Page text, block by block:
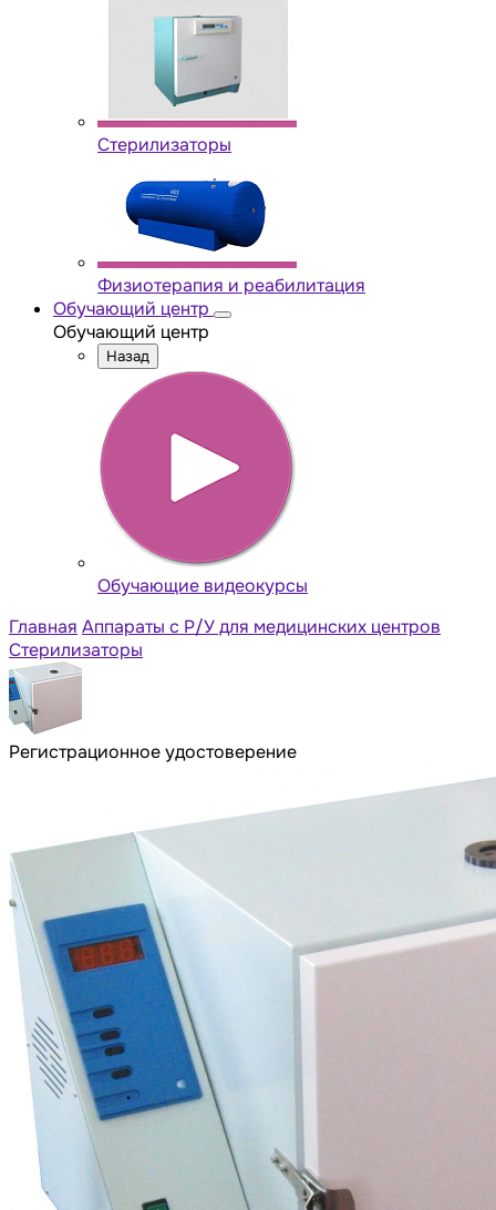
Стерилизаторы
Физиотерапия и реабилитация
Обучающий центр
Обучающий центр
Назад
Обучающие видеокурсы
Главная Аппараты с Р/У для медицинских центров
Стерилизаторы
Регистрационное удостоверение